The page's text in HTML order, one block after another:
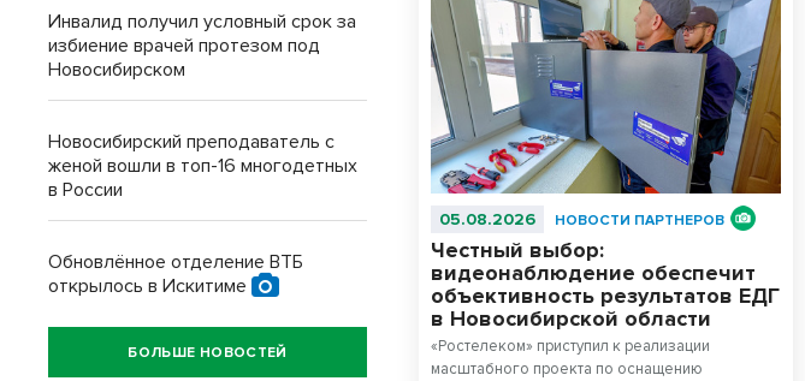
05.08.2026 НОВОСТИ ПАРТНЕРОВ
Честный выбор:
видеонаблюдение обеспечит
объективность результатов ЕДГ
в Новосибирской области
«Ростелеком» приступил к реализации
масштабного проекта по оснащению
Инвалид получил условный срок за
избиение врачей протезом под
Новосибирском
Новосибирский преподаватель с
женой вошли в топ-16 многодетных
в России
Обновлённое отделение ВТБ
открылось в Искитиме
БОЛЬШЕ НОВОСТЕЙ